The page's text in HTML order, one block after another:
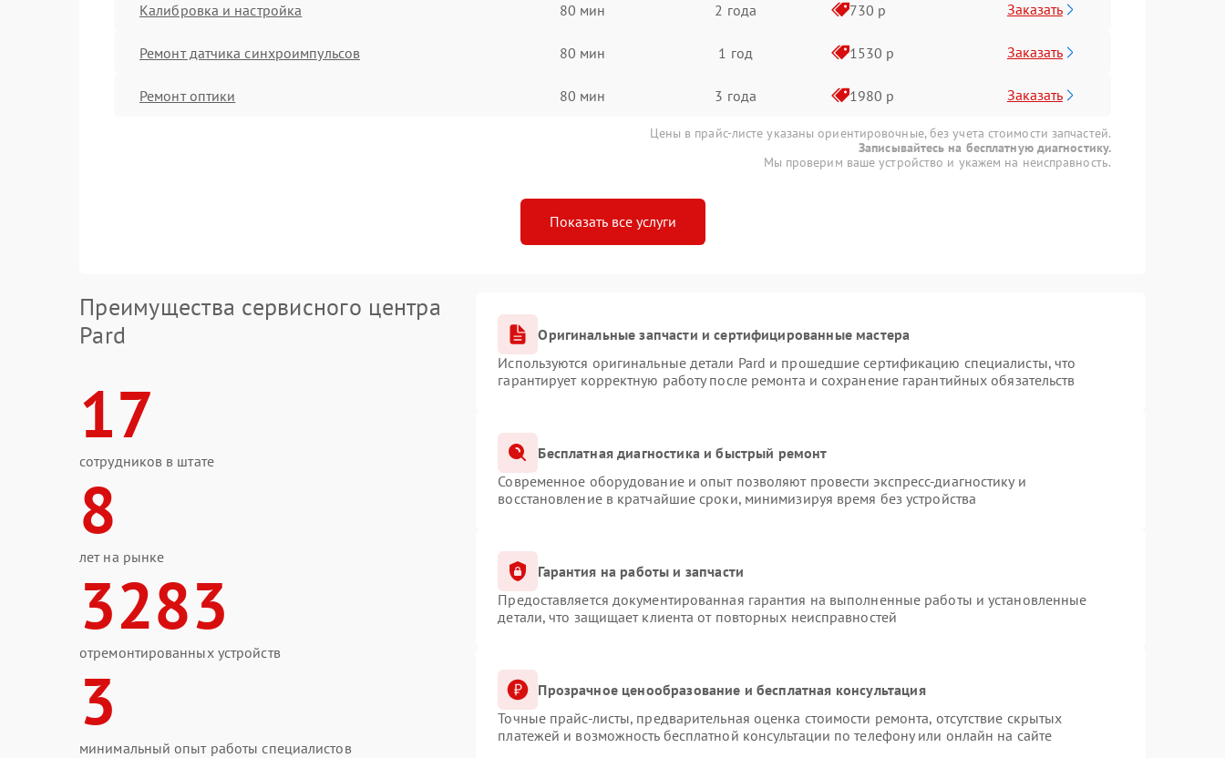
Калибровка и настройка 80 мин 2 года 730 р Заказать
Ремонт датчика синхроимпульсов 80 мин 1 год 1530 р Заказать
Ремонт оптики 80 мин 3 года 1980 р Заказать
Цены в прайс-листе указаны ориентировочные, без учета стоимости запчастей.
Записывайтесь на бесплатную диагностику.
Мы проверим ваше устройство и укажем на неисправность.
Показать все услуги
Преимущества сервисного центра
Pard
17
сотрудников в штате
8
лет на рынке
3283
отремонтированных устройств
3
минимальный опыт работы специалистов
Оригинальные запчасти и сертифицированные мастера
Используются оригинальные детали Pard и прошедшие сертификацию специалисты, что
гарантирует корректную работу после ремонта и сохранение гарантийных обязательств
Бесплатная диагностика и быстрый ремонт
Современное оборудование и опыт позволяют провести экспресс-диагностику и
восстановление в кратчайшие сроки, минимизируя время без устройства
Гарантия на работы и запчасти
Предоставляется документированная гарантия на выполненные работы и установленные
детали, что защищает клиента от повторных неисправностей
Прозрачное ценообразование и бесплатная консультация
Точные прайс-листы, предварительная оценка стоимости ремонта, отсутствие скрытых
платежей и возможность бесплатной консультации по телефону или онлайн на сайте